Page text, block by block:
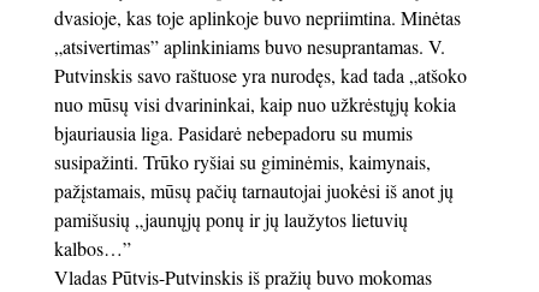
dvasioje, kas toje aplinkoje buvo nepriimtina. Minėtas
„atsivertimas” aplinkiniams buvo nesuprantamas. V.
Putvinskis savo raštuose yra nurodęs, kad tada „atšoko
nuo mūsų visi dvarininkai, kaip nuo užkrėstųjų kokia
bjauriausia liga. Pasidarė nebepadoru su mumis
susipažinti. Trūko ryšiai su giminėmis, kaimynais,
pažįstamais, mūsų pačių tarnautojai juokėsi iš anot jų
pamišusių „jaunųjų ponų ir jų laužytos lietuvių
kalbos…”
Vladas Pūtvis-Putvinskis iš pražių buvo mokomas